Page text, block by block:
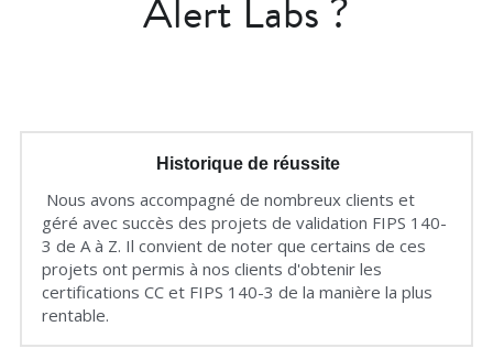
Historique de réussite
géré avec succès des projets de validation FIPS 140-
3 de A à Z. Il convient de noter que certains de ces
projets ont permis à nos clients d'obtenir les
certifications CC et FIPS 140-3 de la manière la plus
rentable.